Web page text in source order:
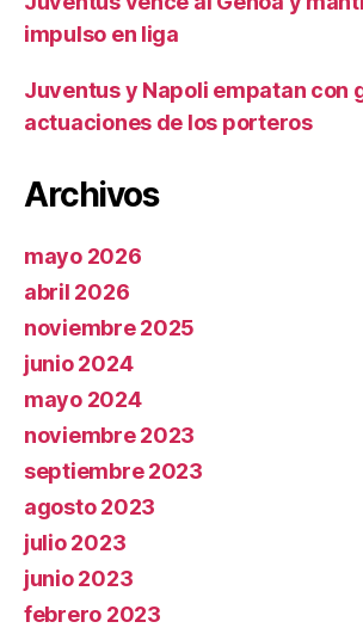
impulso en liga
Juventus y Napoli empatan con
actuaciones de los porteros
Archivos
mayo 2026
abril 2026
noviembre 2025
junio 2024
mayo 2024
noviembre 2023
septiembre 2023
agosto 2023
julio 2023
junio 2023
febrero 2023